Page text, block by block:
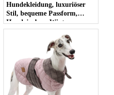
Hundekleidung, luxuriöser
Stil, bequeme Passform,
Hundejacken, Winter-
Haustierkleidung für
Spaziergänge im Freien